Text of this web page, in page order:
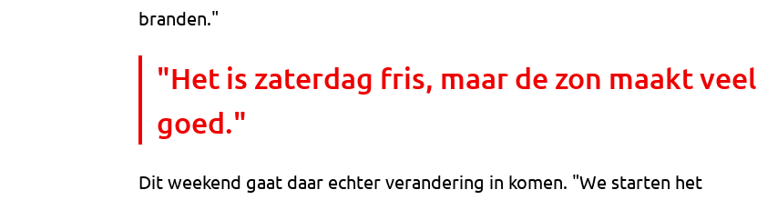
branden."
"Het is zaterdag fris, maar de zon maakt veel
goed."
Dit weekend gaat daar echter verandering in komen. "We starten het